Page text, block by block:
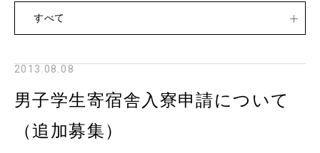
2013.08.08
男子学生寄宿舎入寮申請について
（追加募集）
すべて